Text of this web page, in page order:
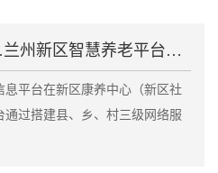
远程问诊跌倒报警……兰州新区智慧养老平台上线
平台在新区康养中心（新区社
过搭建县、乡、村三级网络服